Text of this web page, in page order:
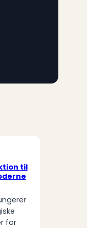
til
for